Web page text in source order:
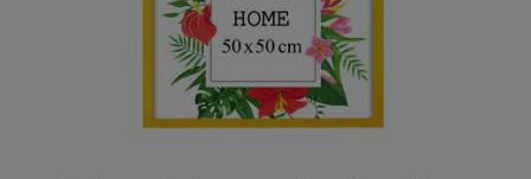
37,99 zł
DO KOSZYKA